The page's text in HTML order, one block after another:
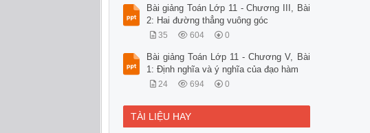
Bài giảng Toán Lớp 11 - Chương III, Bài
2: Hai đường thẳng vuông góc
35 604 0
Bài giảng Toán Lớp 11 - Chương V, Bài
1: Định nghĩa và ý nghĩa của đạo hàm
24 694 0
TÀI LIỆU HAY